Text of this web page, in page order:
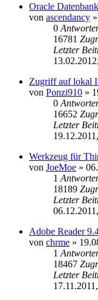
Oracle
von ascendancy
0
16781
Letzter
Zugriff auf lokal
von Ponzi910 »
0
16652
Letzter
Werkzeug für
von JoeMoe »
1
18189
Letzter
Adobe Reader
von chrme »
1
18467
Letzter